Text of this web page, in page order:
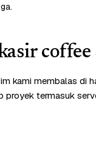
kami membalas di
proyek termasuk